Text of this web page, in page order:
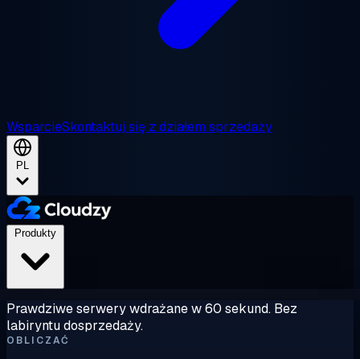
WsparcieSkontaktuj się z działem sprzedaży
PL
Prawdziwe serwery wdrażane w 60 sekund. Bez
labiryntu dosprzedaży.
OBLICZAĆ